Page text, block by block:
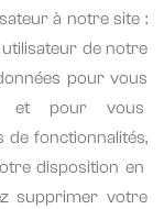
à notre site :
de notre
pour vous
et pour
vous
de fonctionnalités,
disposition en
supprimer votre